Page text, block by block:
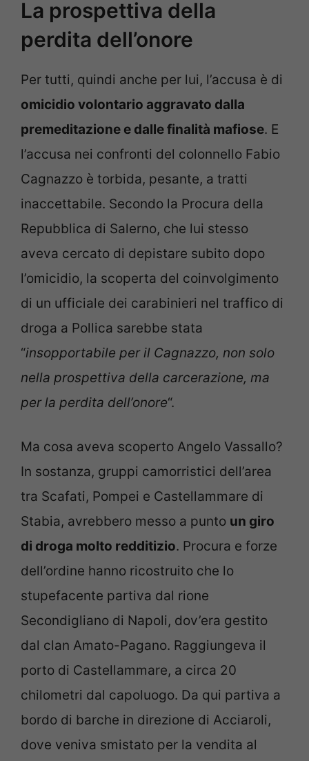
La prospettiva della
perdita dell’onore
Per tutti, quindi anche per lui, l’accusa è di
omicidio volontario aggravato dalla
premeditazione e dalle finalità mafiose. E
l’accusa nei confronti del colonnello Fabio
Cagnazzo è torbida, pesante, a tratti
inaccettabile. Secondo la Procura della
Repubblica di Salerno, che lui stesso
aveva cercato di depistare subito dopo
l’omicidio, la scoperta del coinvolgimento
di un ufficiale dei carabinieri nel traffico di
droga a Pollica sarebbe stata
“insopportabile per il Cagnazzo, non solo
nella prospettiva della carcerazione, ma
per la perdita dell’onore“.
Ma cosa aveva scoperto Angelo Vassallo?
In sostanza, gruppi camorristici dell’area
tra Scafati, Pompei e Castellammare di
Stabia, avrebbero messo a punto un giro
di droga molto redditizio. Procura e forze
dell’ordine hanno ricostruito che lo
stupefacente partiva dal rione
Secondigliano di Napoli, dov’era gestito
dal clan Amato-Pagano. Raggiungeva il
porto di Castellammare, a circa 20
chilometri dal capoluogo. Da qui partiva a
bordo di barche in direzione di Acciaroli,
dove veniva smistato per la vendita al